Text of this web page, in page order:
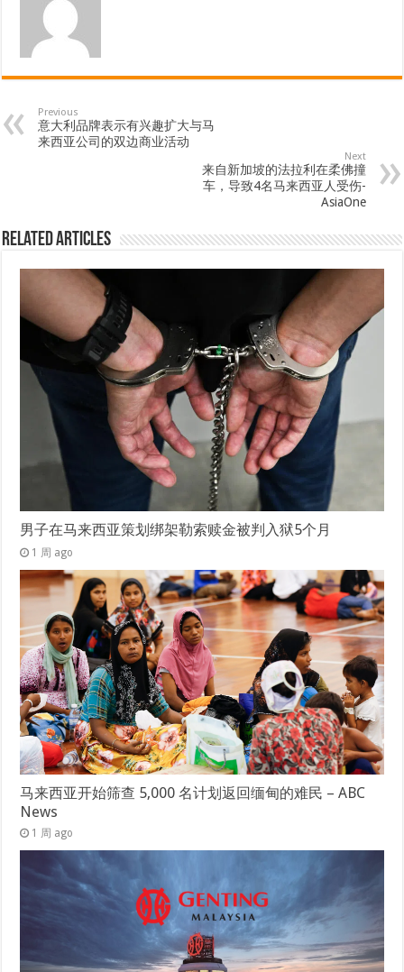
Previous
意大利品牌表示有兴趣扩大与马
来西亚公司的双边商业活动
Next
来自新加坡的法拉利在柔佛撞
车，导致4名马来西亚人受伤-
AsiaOne
Related Articles
男子在马来西亚策划绑架勒索赎金被判入狱5个月
1 周 ago
马来西亚开始筛查 5,000 名计划返回缅甸的难民 – ABC
News
1 周 ago